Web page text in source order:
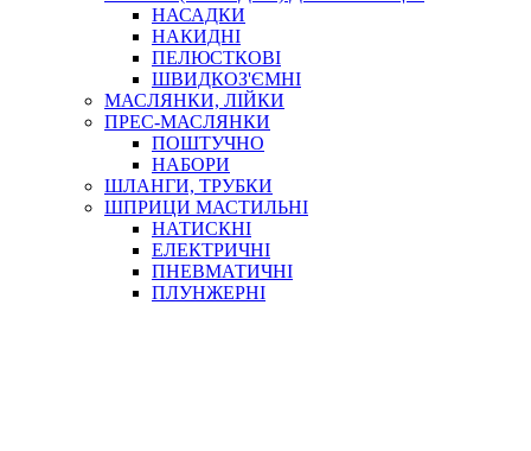
НАСАДКИ
НАКИДНІ
ПЕЛЮСТКОВІ
ШВИДКОЗ'ЄМНІ
МАСЛЯНКИ, ЛІЙКИ
ПРЕС-МАСЛЯНКИ
ПОШТУЧНО
НАБОРИ
ШЛАНГИ, ТРУБКИ
ШПРИЦИ МАСТИЛЬНІ
НАТИСКНІ
ЕЛЕКТРИЧНІ
ПНЕВМАТИЧНІ
ПЛУНЖЕРНІ